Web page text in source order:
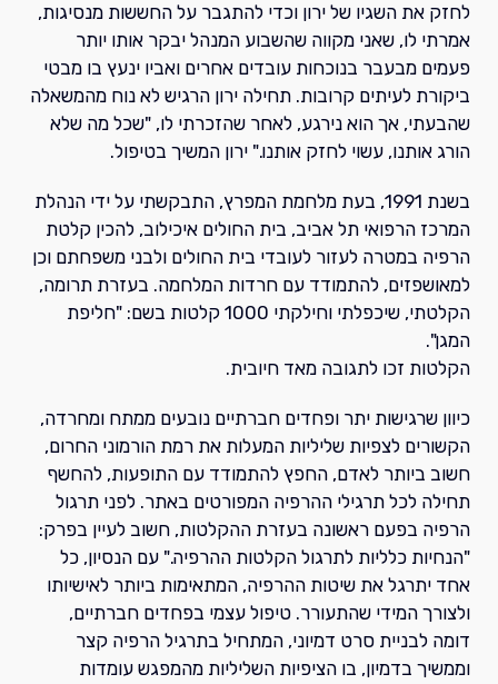
לחזק את השגיו של ירון וכדי להתגבר על החששות מנסיגות,
אמרתי לו, שאני מקווה שהשבוע המנהל יבקר אותו יותר
פעמים מבעבר בנוכחות עובדים אחרים ואביו ינעץ בו מבטי
ביקורת לעיתים קרובות. תחילה ירון הרגיש לא נוח מהמשאלה
שהבעתי, אך הוא נירגע, לאחר שהזכרתי לו, "שכל מה שלא
הורג אותנו, עשוי לחזק אותנו." ירון המשיך בטיפול.
בשנת 1991, בעת מלחמת המפרץ, התבקשתי על ידי הנהלת
המרכז הרפואי תל אביב, בית החולים איכילוב, להכין קלטת
הרפיה במטרה לעזור לעובדי בית החולים ולבני משפחתם וכן
למאושפזים, להתמודד עם חרדות המלחמה. בעזרת תרומה,
הקלטתי, שיכפלתי וחילקתי 1000 קלטות בשם: "חליפת
המגן".
הקלטות זכו לתגובה מאד חיובית.
כיוון שרגישות יתר ופחדים חברתיים נובעים ממתח ומחרדה,
הקשורים לצפיות שליליות המעלות את רמת הורמוני החרום,
חשוב ביותר לאדם, החפץ להתמודד עם התופעות, להחשף
תחילה לכל תרגילי ההרפיה המפורטים באתר. לפני תרגול
הרפיה בפעם ראשונה בעזרת ההקלטות, חשוב לעיין בפרק:
"הנחיות כלליות לתרגול הקלטות ההרפיה." עם הנסיון, כל
אחד יתרגל את שיטות ההרפיה, המתאימות ביותר לאישיותו
ולצורך המידי שהתעורר. טיפול עצמי בפחדים חברתיים,
דומה לבניית סרט דמיוני, המתחיל בתרגיל הרפיה קצר
וממשיך בדמיון, בו הציפיות השליליות מהמפגש עומדות